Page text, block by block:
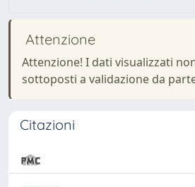
Attenzione
Attenzione! I dati visualizzati
sottoposti a validazione da
Citazioni